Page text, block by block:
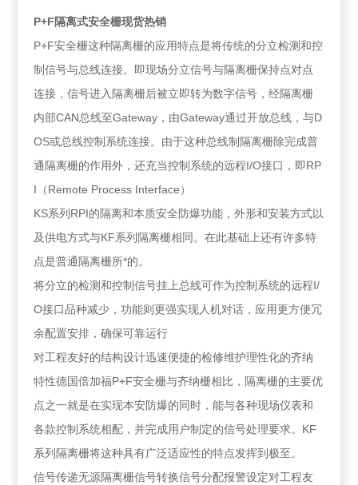
P+F隔离式安全栅现货热销
P+F安全栅这种隔离栅的应用特点是将传统的分立检测和控
制信号与总线连接。即现场分立信号与隔离栅保持点对点
连接，信号进入隔离栅后被立即转为数字信号，经隔离栅
内部CAN总线至Gateway，由Gateway通过开放总线，与D
OS或总线控制系统连接。由于这种总线制隔离栅除完成普
通隔离栅的作用外，还充当控制系统的远程I/O接口，即RP
I（Remote Process Interface）
KS系列RPI的隔离和本质安全防爆功能，外形和安装方式以
及供电方式与KF系列隔离栅相同。在此基础上还有许多特
点是普通隔离栅所*的。
将分立的检测和控制信号挂上总线可作为控制系统的远程I/
O接口品种减少，功能则更强实现人机对话，应用更方便冗
余配置安排，确保可靠运行
对工程友好的结构设计迅速便捷的检修维护理性化的齐纳
特性德国倍加福P+F安全栅与齐纳栅相比，隔离栅的主要优
点之一就是在实现本安防爆的同时，能与各种现场仪表和
各款控制系统相配，并完成用户制定的信号处理要求。KF
系列隔离栅将这种具有广泛适应性的特点发挥到极至。
信号传递无源隔离栅信号转换信号分配报警设定对工程友